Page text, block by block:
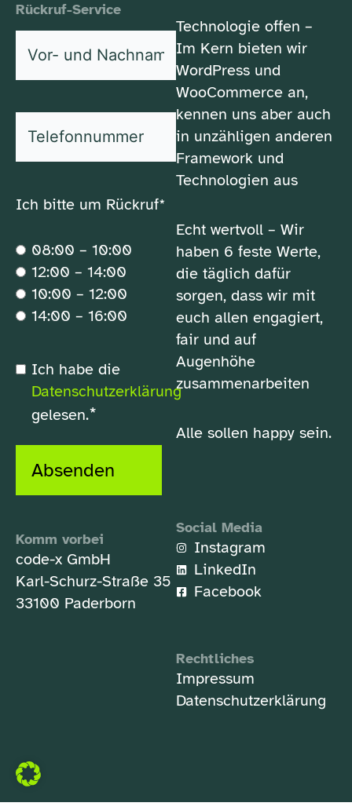
Rückruf-Service
und
Nachname*
Ich bitte um Rückruf*
08:00 – 10:00
12:00 – 14:00
10:00 – 12:00
14:00 – 16:00
Datenschutzerklärung
Ich habe die
Datenschutzerklärung
gelesen.*
Absenden
Komm vorbei
code-x GmbH
Karl-Schurz-Straße 35
33100 Paderborn
Technologie offen –
Im Kern bieten wir
WordPress und
WooCommerce an,
kennen uns aber auch
in unzähligen anderen
Framework und
Technologien aus
Echt wertvoll – Wir
haben 6 feste Werte,
die täglich dafür
sorgen, dass wir mit
euch allen engagiert,
fair und auf
Augenhöhe
zusammenarbeiten
Alle sollen happy sein.
Social Media
Instagram
LinkedIn
Facebook
Rechtliches
Impressum
Datenschutzerklärung